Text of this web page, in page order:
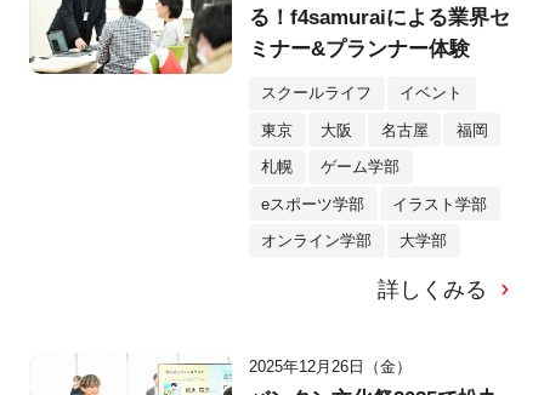
る！f4samuraiによる業界セ
ミナー&プランナー体験
スクールライフ イベント
東京 大阪 名古屋 福岡
札幌 ゲーム学部
eスポーツ学部 イラスト学部
オンライン学部 大学部
詳しくみる
2025年12月26日（金）